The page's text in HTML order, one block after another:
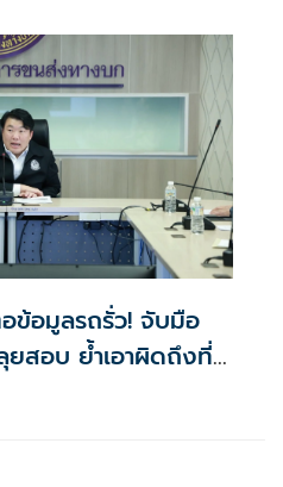
ข้อมูลรถรั่ว! จับมือ
ยสอบ ย้ำเอาผิดถึงที่